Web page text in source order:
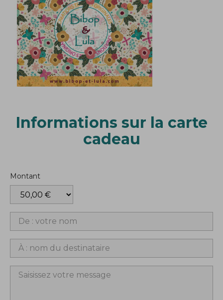
Informations sur la carte
cadeau
Montant